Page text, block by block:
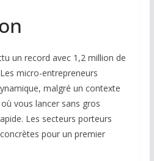
un record avec 1,2 million de
micro-entrepreneurs
malgré un contexte
vous lancer sans gros
Les secteurs porteurs
pour un premier